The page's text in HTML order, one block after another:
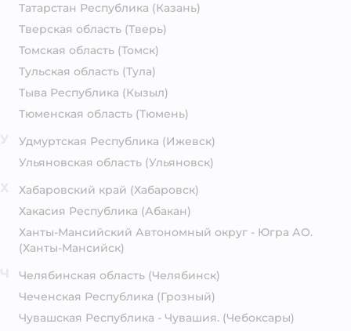
Татарстан Республика (Казань)
Тверская область (Тверь)
Томская область (Томск)
Тульская область (Тула)
Тыва Республика (Кызыл)
Тюменская область (Тюмень)
Удмуртская Республика (Ижевск)
Ульяновская область (Ульяновск)
Хабаровский край (Хабаровск)
Хакасия Республика (Абакан)
Ханты-Мансийский Автономный округ - Югра АО.
(Ханты-Мансийск)
Челябинская область (Челябинск)
Чеченская Республика (Грозный)
Чувашская Республика - Чувашия. (Чебоксары)